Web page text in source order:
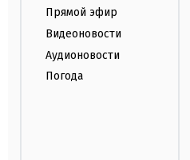
Прямой эфир
Видеоновости
Аудионовости
Погода